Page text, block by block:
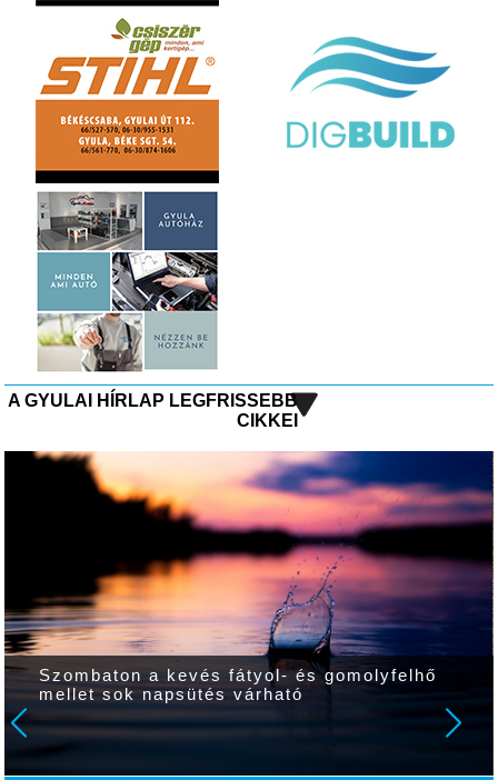
A GYULAI HÍRLAP LEGFRISSEBB
CIKKEI
Szombaton a kevés fátyol- és gomolyfelhő
mellet sok napsütés várható